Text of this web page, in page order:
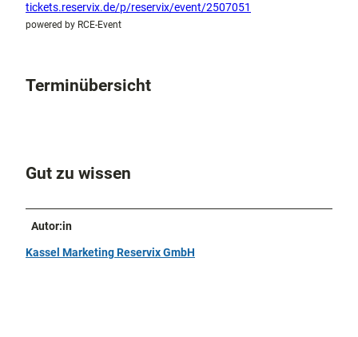
tickets.reservix.de/p/reservix/event/2507051
powered by RCE-Event
Terminübersicht
Gut zu wissen
Autor:in
Kassel Marketing Reservix GmbH